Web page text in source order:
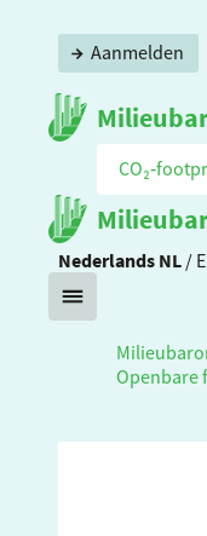
Aanmelden
Nederlands NL /
Openbare